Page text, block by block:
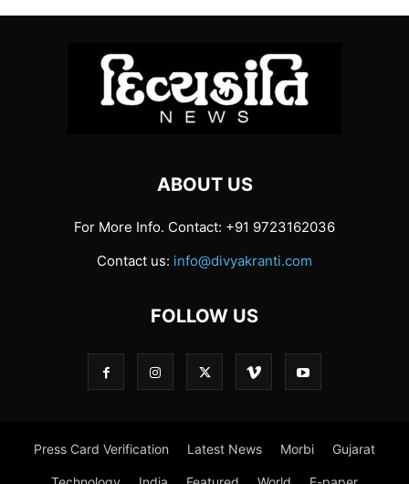
ABOUT US
For More Info. Contact: +91 9723162036
Contact us: info@divyakranti.com
FOLLOW US
Press Card Verification Latest News Morbi Gujarat